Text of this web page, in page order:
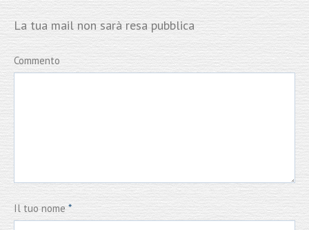
La tua mail non sarà resa pubblica
Commento
Il tuo nome *